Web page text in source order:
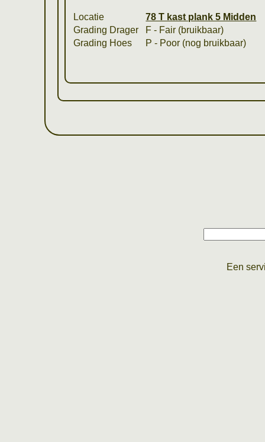
Locatie
78 T kast plank 5 Midden
Grading Drager
F - Fair (bruikbaar)
Grading Hoes
P - Poor (nog bruikbaar)
Een